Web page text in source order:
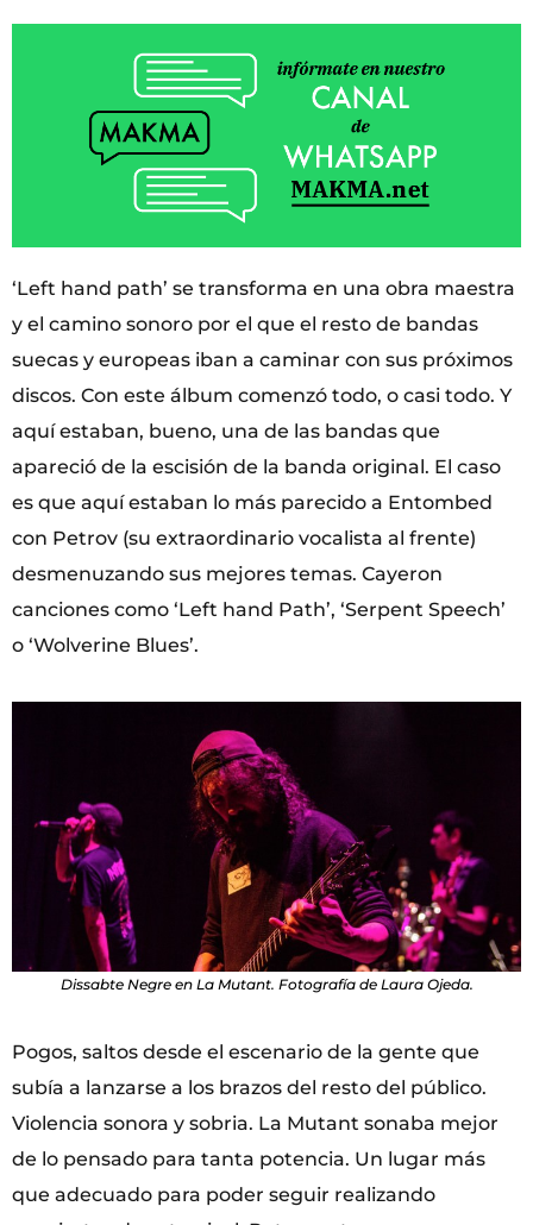
‘Left hand path’ se transforma en una obra maestra
y el camino sonoro por el que el resto de bandas
suecas y europeas iban a caminar con sus próximos
discos. Con este álbum comenzó todo, o casi todo. Y
aquí estaban, bueno, una de las bandas que
apareció de la escisión de la banda original. El caso
es que aquí estaban lo más parecido a Entombed
con Petrov (su extraordinario vocalista al frente)
desmenuzando sus mejores temas. Cayeron
canciones como ‘Left hand Path’, ‘Serpent Speech’
o ‘Wolverine Blues’.
Dissabte Negre en La Mutant. Fotografía de Laura Ojeda.
Pogos, saltos desde el escenario de la gente que
subía a lanzarse a los brazos del resto del público.
Violencia sonora y sobria. La Mutant sonaba mejor
de lo pensado para tanta potencia. Un lugar más
que adecuado para poder seguir realizando